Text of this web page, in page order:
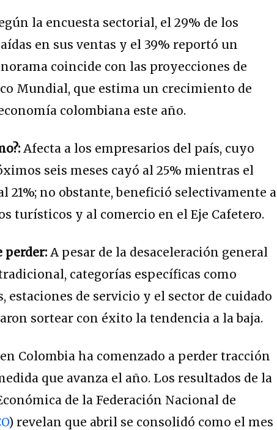
la encuesta sectorial, el 29% de los
en sus ventas y el 39% reportó un
coincide con las proyecciones de
Mundial, que estima un crecimiento de
colombiana este año.
Afecta a los empresarios del país, cuyo
seis meses cayó al 25% mientras el
21%; no obstante, benefició selectivamente a
turísticos y al comercio en el Eje Cafetero.
perder: A pesar de la desaceleración general
categorías específicas como
estaciones de servicio y el sector de cuidado
sortear con éxito la tendencia a la baja.
Colombia ha comenzado a perder tracción
que avanza el año. Los resultados de la
de la Federación Nacional de
) revelan que abril se consolidó como el mes